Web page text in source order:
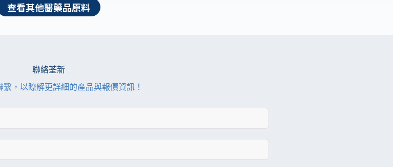
查看其他醫藥品原料
聯絡荃新
繫，以瞭解更詳細的產品與報價資訊！